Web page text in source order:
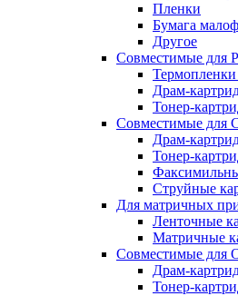
Пленки
Бумага
Другое
Совместимые для
Термопленки
Драм-
Тонер-
Совместимые для
Драм-
Тонер-
Струйные
Для матричных
Ленточные
Матричные
Совместимые для
Драм-
Тонер-